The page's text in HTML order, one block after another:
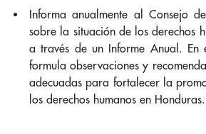
Informa anualmente al Consejo
sobre la situación de los derechos
a través de un Informe Anual. En
formula observaciones y
adecuadas para fortalecer la
los derechos humanos en Honduras.